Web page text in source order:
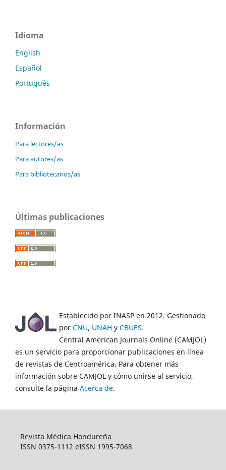
Idioma
English
Español
Português
Información
Para lectores/as
Para autores/as
Para bibliotecarios/as
Últimas publicaciones
Establecido por INASP en 2012. Gestionado
por CNU, UNAH y CBUES.
Central American Journals Online (CAMJOL)
es un servicio para proporcionar publicaciones en línea
de revistas de Centroamérica. Para obtener más
información sobre CAMJOL y cómo unirse al servicio,
consulte la página Acerca de.
Revista Médica Hondureña
ISSN 0375-1112 eISSN 1995-7068